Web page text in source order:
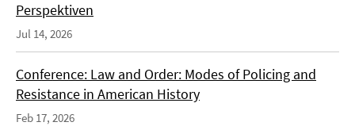
Perspektiven
Jul 14, 2026
Conference: Law and Order: Modes of Policing and
Resistance in American History
Feb 17, 2026